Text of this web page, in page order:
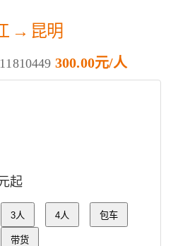
→ 昆明
300.00元/人
起
3人 4人 包车
带货